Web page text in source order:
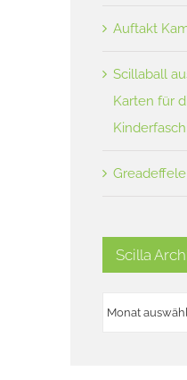
Auftakt
Scillaball
Karten für
Scilla
Scilla